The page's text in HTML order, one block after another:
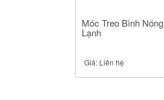
Móc Treo Bình Nóng
Lạnh
Giá: Liên hệ